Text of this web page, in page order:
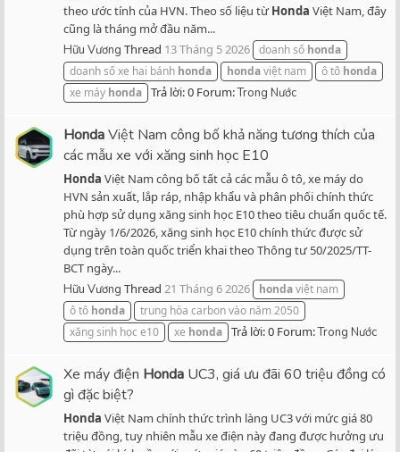
theo ước tính của HVN. Theo số liệu từ Honda Việt Nam, đây
cũng là tháng mở đầu năm...
Hữu Vương Thread 13 Tháng 5 2026 doanh số honda
doanh số xe hai bánh honda hondaviệt nam ô tô honda
xe máy honda Trả lời: 0 Forum:Trong Nước
HondaViệt Nam công bố khả năng tương thích của
các mẫu xe với xăng sinh học E10
Honda Việt Nam công bố tất cả các mẫu ô tô, xe máy do
HVN sản xuất, lắp ráp, nhập khẩu và phân phối chính thức
phù hợp sử dụng xăng sinh học E10 theo tiêu chuẩn quốc tế.
Từ ngày 1/6/2026, xăng sinh học E10 chính thức được sử
dụng trên toàn quốc triển khai theo Thông tư 50/2025/TT-
BCT ngày...
Hữu Vương Thread 21 Tháng 6 2026 hondaviệt nam
ô tô honda
trung hòa carbon vào năm 2050
xăng sinh học e10
xe honda Trả lời: 0 Forum:Trong Nước
Xe máy điện Honda UC3, giá ưu đãi 60 triệu đồng có
gì đặc biệt?
Honda Việt Nam chính thức trình làng UC3 với mức giá 80
triệu đồng, tuy nhiên mẫu xe điện này đang được hưởng ưu